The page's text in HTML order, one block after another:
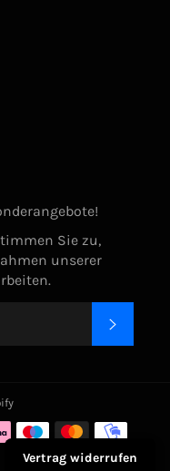
Sie zu,
unserer
Vertrag widerrufen